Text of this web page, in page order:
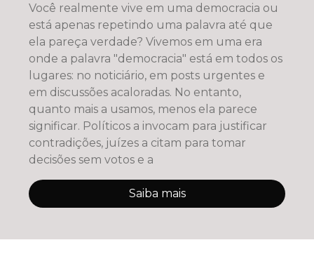
Você realmente vive em uma democracia ou
está apenas repetindo uma palavra até que
ela pareça verdade? Vivemos em uma era
onde a palavra "democracia" está em todos os
lugares: no noticiário, em posts urgentes e
em discussões acaloradas. No entanto,
quanto mais a usamos, menos ela parece
significar. Políticos a invocam para justificar
contradições, juízes a citam para tomar
decisões sem votos e a
Saiba mais